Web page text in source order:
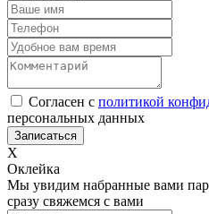
Согласен с политикой
персональных данных
Х
Оклейка
Мы увидим набранные вами
сразу свяжемся с вами